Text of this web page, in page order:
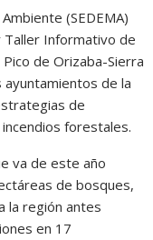
(SEDEMA)
Taller Informativo de
de Orizaba-Sierra
de la
de
forestales.
va de este año
de bosques,
la región antes
en 17